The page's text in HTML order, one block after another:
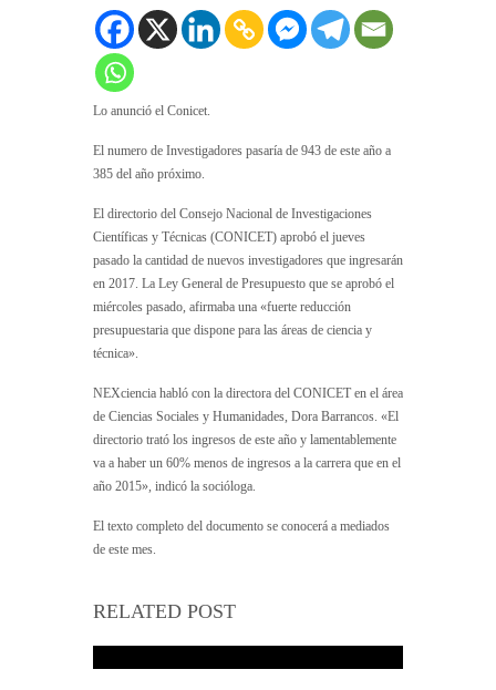
Lo anunció el Conicet.
El numero de Investigadores pasaría de 943 de este año a
385 del año próximo.
El directorio del Consejo Nacional de Investigaciones
Científicas y Técnicas (CONICET) aprobó el jueves
pasado la cantidad de nuevos investigadores que ingresarán
en 2017. La Ley General de Presupuesto que se aprobó el
miércoles pasado, afirmaba una «fuerte reducción
presupuestaria que dispone para las áreas de ciencia y
técnica».
NEXciencia habló con la directora del CONICET en el área
de Ciencias Sociales y Humanidades, Dora Barrancos. «El
directorio trató los ingresos de este año y lamentablemente
va a haber un 60% menos de ingresos a la carrera que en el
año 2015», indicó la socióloga.
El texto completo del documento se conocerá a mediados
de este mes.
RELATED POST